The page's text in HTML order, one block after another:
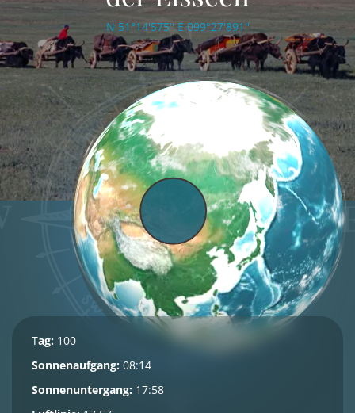
N 51°14'575'' E 099°27'891''
Tag: 100
Sonnenaufgang: 08:14
Sonnenuntergang: 17:58